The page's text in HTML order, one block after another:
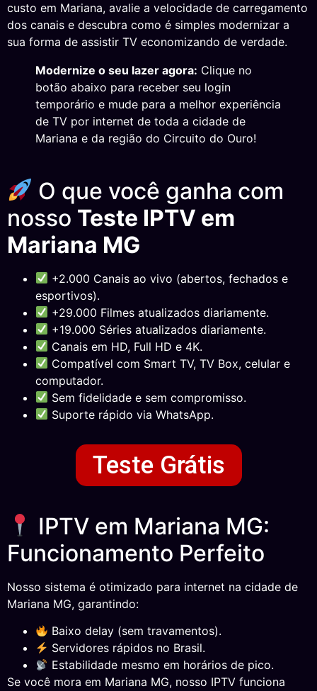
custo em Mariana, avalie a velocidade de carregamento
dos canais e descubra como é simples modernizar a
sua forma de assistir TV economizando de verdade.
Modernize o seu lazer agora: Clique no
botão abaixo para receber seu login
temporário e mude para a melhor experiência
de TV por internet de toda a cidade de
Mariana e da região do Circuito do Ouro!
O que você ganha com
nosso Teste IPTV em
Mariana MG
+2.000 Canais ao vivo (abertos, fechados e
esportivos).
+29.000 Filmes atualizados diariamente.
+19.000 Séries atualizados diariamente.
Canais em HD, Full HD e 4K.
Compatível com Smart TV, TV Box, celular e
computador.
Sem fidelidade e sem compromisso.
Suporte rápido via WhatsApp.
Teste Grátis
IPTV em Mariana MG:
Funcionamento Perfeito
Nosso sistema é otimizado para internet na cidade de
Mariana MG, garantindo:
Baixo delay (sem travamentos).
Servidores rápidos no Brasil.
Estabilidade mesmo em horários de pico.
Se você mora em Mariana MG, nosso IPTV funciona